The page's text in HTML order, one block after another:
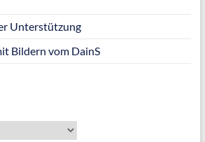
Unterstützung
Bildern vom DainS